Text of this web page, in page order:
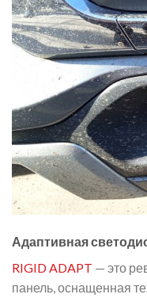
Адаптивная
RIGID ADAPT — это
панель, оснащенная